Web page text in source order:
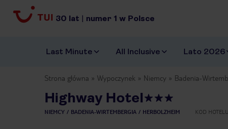
30 lat | numer 1 w Polsce
Last Minute All Inclusive Lato 2026
Strona główna Wypoczynek Niemcy Badenia-
Highway Hotel
NIEMCY BADENIA-WIRTEMBERGIA HERBOLZHEIM KOD HOTELU